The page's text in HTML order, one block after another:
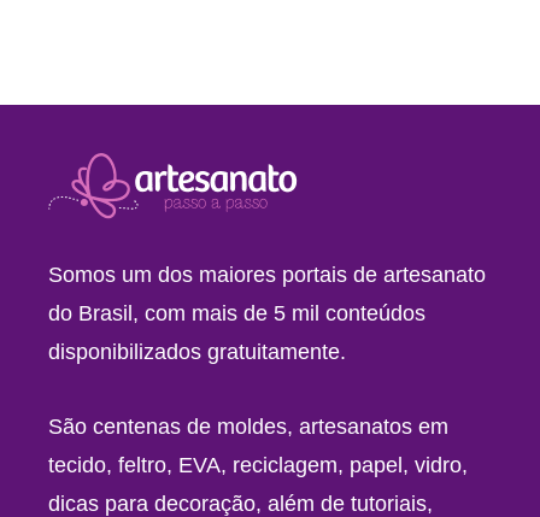
Somos um dos maiores portais de artesanato
do Brasil, com mais de 5 mil conteúdos
disponibilizados gratuitamente.
São centenas de moldes, artesanatos em
tecido, feltro, EVA, reciclagem, papel, vidro,
dicas para decoração, além de tutoriais,